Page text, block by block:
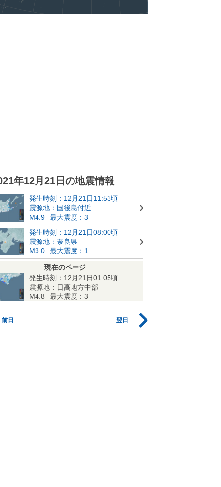
年12月21日の地震情報
発生時刻：12月21日11:53頃
震源地：国後島付近
M4.9
最大震度：3
発生時刻：12月21日08:00頃
震源地：奈良県
M3.0
最大震度：1
現在のページ
発生時刻：12月21日01:05頃
震源地：日高地方中部
M4.8
最大震度：3
前日 翌日